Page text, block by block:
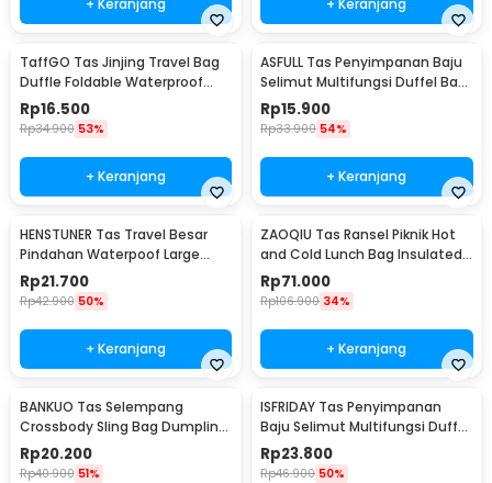
TaffGO Tas Jinjing Travel Bag
Duffle Foldable Waterproof
480mm - B20
Rp16.500
Rp34.900 53%
+ Keranjang
ASFULL Tas Penyimpanan Baju
Selimut Multifungsi Duffel Bag
Oxford 60x40x30cm - ASS60
Rp15.900
Rp33.900 54%
+ Keranjang
HENSTUNER Tas Travel Besar
Pindahan Waterpoof Large
Organizer Bag 90x30x50cm -
HR-01
Rp21.700
Rp42.900 50%
+ Keranjang
ZAOQIU Tas Ransel Piknik Hot
and Cold Lunch Bag Insulated
Backpack - YY29
Rp71.000
Rp106.900 34%
+ Keranjang
BANKUO Tas Selempang
Crossbody Sling Bag Dumpling
Adjustable Strap - BK22
Rp20.200
Rp40.900 51%
ISFRIDAY Tas Penyimpanan
Baju Selimut Multifungsi Duffel
Organizer Bag Barcode - IF45
Rp23.800
Rp46.900 50%